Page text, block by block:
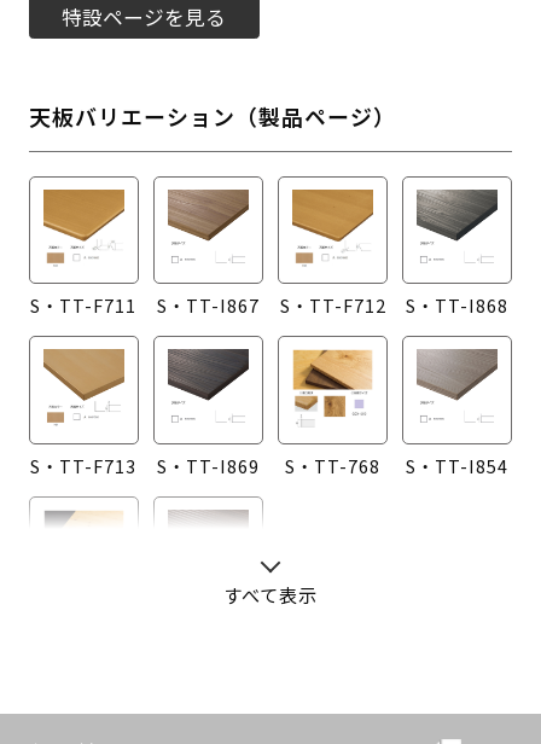
特設ページを見る
天板バリエーション（製品ページ）
S・TT-F711 S・TT-I867 S・TT-F712 S・TT-I868
S・TT-F713 S・TT-I869 S・TT-768 S・TT-I854
すべて表示